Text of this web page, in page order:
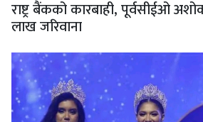
राष्ट्र बैंकको कारबाही, पूर्वसीईओ
लाख जरिवाना